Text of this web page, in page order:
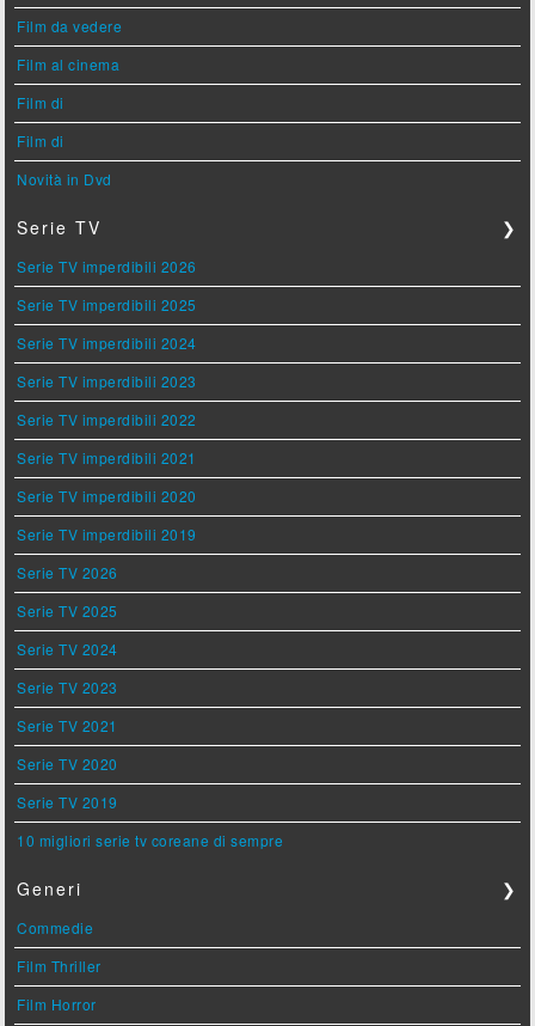
Film da vedere
Film al cinema
Film di
Film di
Novità in Dvd
Serie TV ❯
Serie TV imperdibili 2026
Serie TV imperdibili 2025
Serie TV imperdibili 2024
Serie TV imperdibili 2023
Serie TV imperdibili 2022
Serie TV imperdibili 2021
Serie TV imperdibili 2020
Serie TV imperdibili 2019
Serie TV 2026
Serie TV 2025
Serie TV 2024
Serie TV 2023
Serie TV 2021
Serie TV 2020
Serie TV 2019
10 migliori serie tv coreane di sempre
Generi ❯
Commedie
Film Thriller
Film Horror